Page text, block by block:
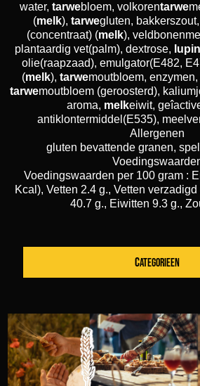
water, tarwebloem, volkorentarwe
(melk), tarwegluten,
(concentraat) (melk),
plantaardig vet(palm), dextrose,
olie(raapzaad), emulgator(E482,
(melk), tarwemoutbloem, enzymen,
tarwemoutbloem (geroosterd),
aroma, melkeiwit,
antiklontermiddel(E535),
Allergenen
gluten bevattende granen,
Voedingswaarden per 100 gram :
Kcal), Vetten 2.4 g., Vetten
40.7 g., Eiwitten 9.3 g.,
CATEGORIEEN